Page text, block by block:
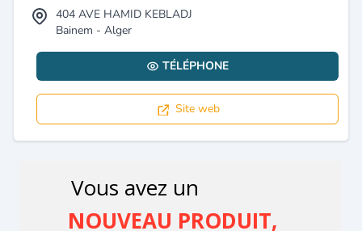
404 AVE HAMID KEBLADJ
Bainem - Alger
TÉLÉPHONE
Site web